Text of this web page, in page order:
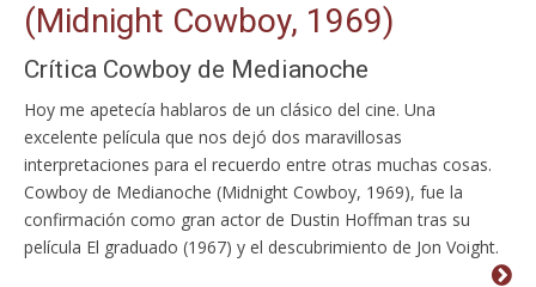
(Midnight Cowboy, 1969)
Crítica Cowboy de Medianoche
Hoy me apetecía hablaros de un clásico del cine. Una
excelente película que nos dejó dos maravillosas
interpretaciones para el recuerdo entre otras muchas cosas.
Cowboy de Medianoche (Midnight Cowboy, 1969), fue la
confirmación como gran actor de Dustin Hoffman tras su
película El graduado (1967) y el descubrimiento de Jon Voight.